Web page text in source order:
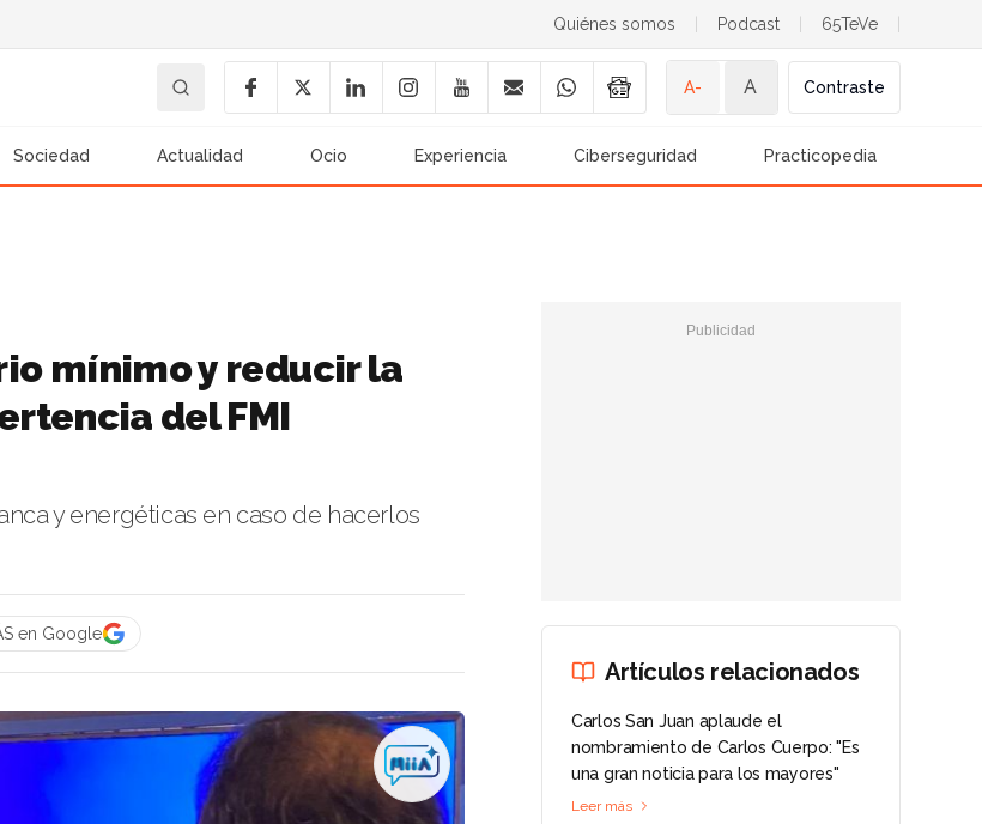
Quiénes somos Podcast 65TeVe
A- A Contraste
Sociedad Actualidad Ocio Experiencia Ciberseguridad Practicopedia
mínimo y reducir la
del FMI
y energéticas en caso de hacerlos
en Google
Artículos relacionados
Carlos San Juan aplaude el
nombramiento de Carlos Cuerpo: "Es
una gran noticia para los mayores"
Leer más